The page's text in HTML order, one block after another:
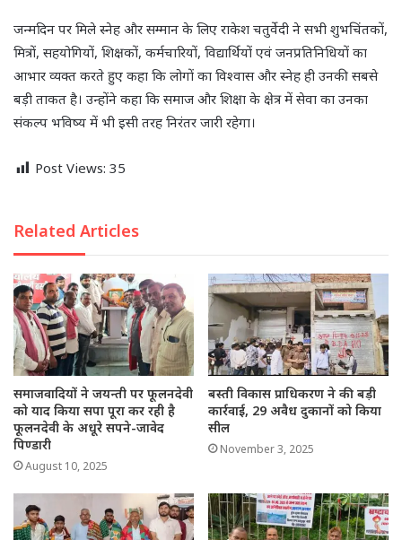
जन्मदिन पर मिले स्नेह और सम्मान के लिए राकेश चतुर्वेदी ने सभी शुभचिंतकों,
मित्रों, सहयोगियों, शिक्षकों, कर्मचारियों, विद्यार्थियों एवं जनप्रतिनिधियों का
आभार व्यक्त करते हुए कहा कि लोगों का विश्वास और स्नेह ही उनकी सबसे
बड़ी ताकत है। उन्होंने कहा कि समाज और शिक्षा के क्षेत्र में सेवा का उनका
संकल्प भविष्य में भी इसी तरह निरंतर जारी रहेगा।
Post Views: 35
Related Articles
समाजवादियों ने जयन्ती पर फूलनदेवी
को याद किया सपा पूरा कर रही है
फूलनदेवी के अधूरे सपने-जावेद
पिण्डारी
August 10, 2025
बस्ती विकास प्राधिकरण ने की बड़ी
कार्रवाई, 29 अवैध दुकानों को किया
सील
November 3, 2025